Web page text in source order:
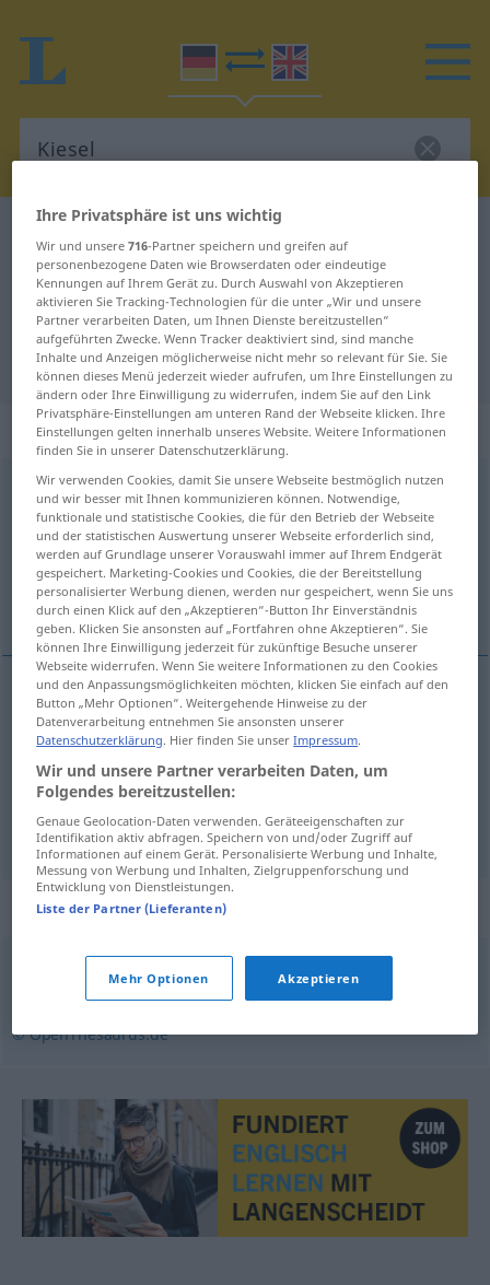
Deutsch-Englisch Wörterbuch
Deutsch-Englisch Übersetzung für
"Kiesel"
"Kiesel" Englisch Übersetzung
„Kiesel“: Maskulinum
Kiesel [ˈkiːzəl]m <Kiesels;Kiesel>
Übersicht aller Übersetzungen
(Für mehr Details die Übersetzung anklicken/antippen)
pebblestone flint
pebble(stone) Kiesel Stein
flint Kiesel MINER
Synonyme für "Kiesel"
© OpenThesaurus.de
Ihre Privatsphäre ist uns wichtig
Wir und unsere716-Partner speichern und greifen auf
personenbezogene Daten wie Browserdaten oder eindeutige
Kennungen auf Ihrem Gerät zu. Durch Auswahl von Akzeptieren
aktivieren Sie Tracking-Technologien für die unter „Wir und unsere
Partner verarbeiten Daten, um Ihnen Dienste bereitzustellen“
aufgeführten Zwecke. Wenn Tracker deaktiviert sind, sind manche
Inhalte und Anzeigen möglicherweise nicht mehr so relevant für Sie. Sie
können dieses Menü jederzeit wieder aufrufen, um Ihre Einstellungen zu
ändern oder Ihre Einwilligung zu widerrufen, indem Sie auf den Link
Privatsphäre-Einstellungen am unteren Rand der Webseite klicken. Ihre
Einstellungen gelten innerhalb unseres Website. Weitere Informationen
finden Sie in unserer Datenschutzerklärung.
Wir verwenden Cookies, damit Sie unsere Webseite bestmöglich nutzen
und wir besser mit Ihnen kommunizieren können. Notwendige,
funktionale und statistische Cookies, die für den Betrieb der Webseite
und der statistischen Auswertung unserer Webseite erforderlich sind,
werden auf Grundlage unserer Vorauswahl immer auf Ihrem Endgerät
gespeichert. Marketing-Cookies und Cookies, die der Bereitstellung
personalisierter Werbung dienen, werden nur gespeichert, wenn Sie uns
durch einen Klick auf den „Akzeptieren“-Button Ihr Einverständnis
geben. Klicken Sie ansonsten auf „Fortfahren ohne Akzeptieren“. Sie
können Ihre Einwilligung jederzeit für zukünftige Besuche unserer
Webseite widerrufen. Wenn Sie weitere Informationen zu den Cookies
und den Anpassungsmöglichkeiten möchten, klicken Sie einfach auf den
Button „Mehr Optionen“. Weitergehende Hinweise zu der
Datenverarbeitung entnehmen Sie ansonsten unserer
Datenschutzerklärung. Hier finden Sie unserImpressum.
Wir und unsere Partner verarbeiten Daten, um
Folgendes bereitzustellen:
Genaue Geolocation-Daten verwenden. Geräteeigenschaften zur
Identifikation aktiv abfragen. Speichern von und/oder Zugriff auf
Informationen auf einem Gerät. Personalisierte Werbung und Inhalte,
Messung von Werbung und Inhalten, Zielgruppenforschung und
Entwicklung von Dienstleistungen.
Liste der Partner (Lieferanten)
Mehr Optionen Akzeptieren